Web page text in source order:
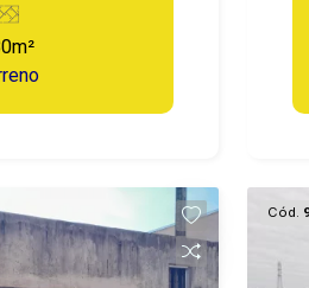
pelo crescimento
Cód.